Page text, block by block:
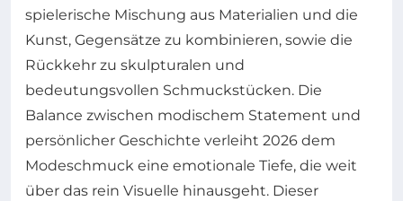
spielerische Mischung aus Materialien und die
Kunst, Gegensätze zu kombinieren, sowie die
Rückkehr zu skulpturalen und
bedeutungsvollen Schmuckstücken. Die
Balance zwischen modischem Statement und
persönlicher Geschichte verleiht 2026 dem
Modeschmuck eine emotionale Tiefe, die weit
über das rein Visuelle hinausgeht. Dieser